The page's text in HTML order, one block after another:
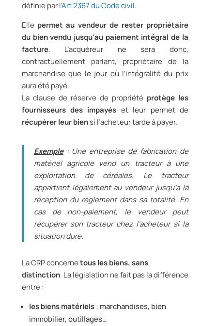
définie par l’Art 2367 du Code civil.
Elle permet au vendeur de rester propriétaire
du bien vendu jusqu’au paiement intégral de la
facture. L’acquéreur ne sera donc,
contractuellement parlant, propriétaire de la
marchandise que le jour où l’intégralité du prix
aura été payé.
La clause de réserve de propriété protège les
fournisseurs des impayés et leur permet de
récupérer leur biensi l’acheteur tarde à payer.
Exemple: Une entreprise de fabrication de
matériel agricole vend un tracteur à une
exploitation de céréales. Le tracteur
appartient légalement au vendeur jusqu’à la
réception du règlement dans sa totalité. En
cas de non-paiement, le vendeur peut
récupérer son tracteur chez l’acheteur si la
situation dure.
La CRP concernetous les biens, sans
distinction. La législation ne fait pas la différence
entre :
les biens matériels: marchandises, bien
immobilier, outillages…